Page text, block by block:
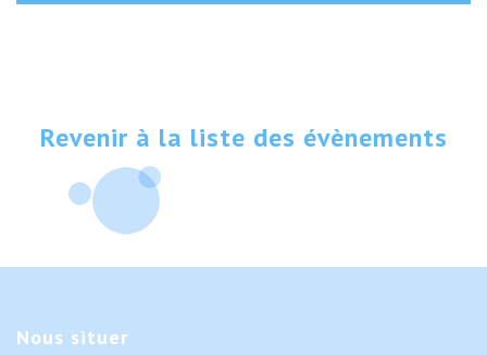
Revenir à la liste des évènements
Nous situer